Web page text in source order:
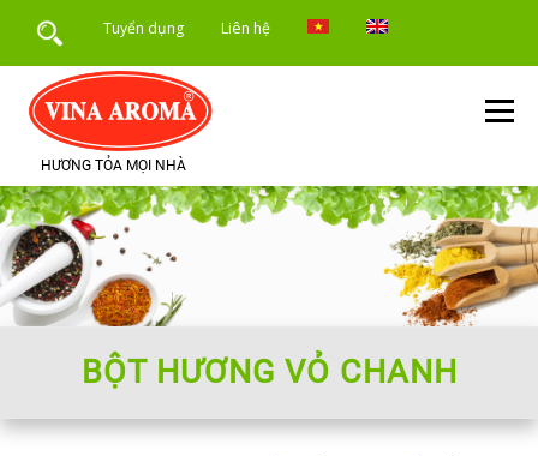
Tuyển dụng Liên hệ
HƯƠNG TỎA MỌI NHÀ
Menu
TRANG CHỦ GIỚI THIỆU SẢN PHẨM
DỊCH VỤ TIN TỨC
BỘT HƯƠNG VỎ CHANH